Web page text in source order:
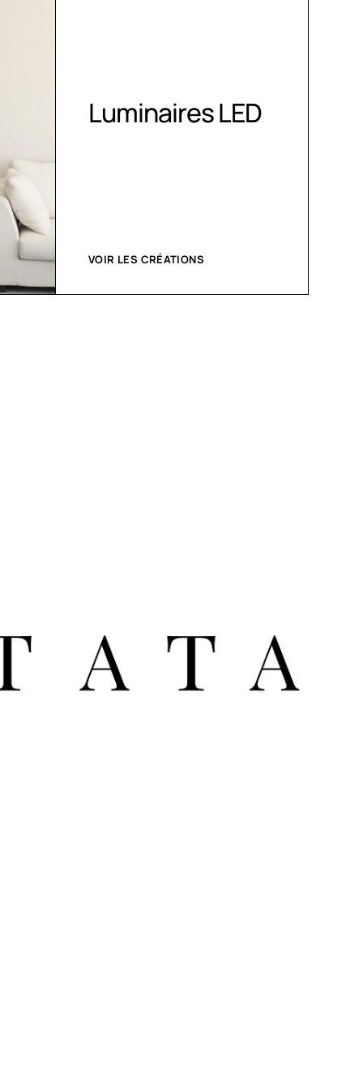
Luminaires LED
VOIR LES CRÉATIONS